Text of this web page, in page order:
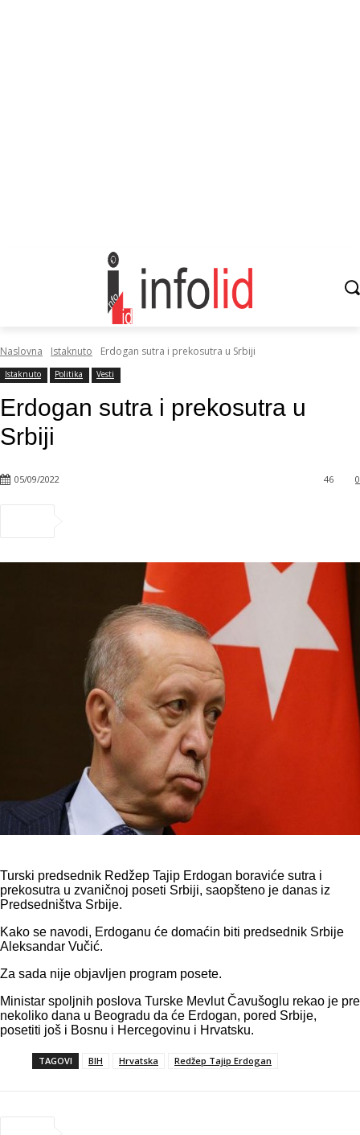
Naslovna Istaknuto Erdogan sutra i prekosutra u Srbiji
Istaknuto Politika Vesti
Erdogan sutra i prekosutra u
Srbiji
05/09/2022 0
46
Turski predsednik Redžep Tajip Erdogan boraviće sutra i
prekosutra u zvaničnoj poseti Srbiji, saopšteno je danas iz
Predsedništva Srbije.
Kako se navodi, Erdoganu će domaćin biti predsednik Srbije
Aleksandar Vučić.
Za sada nije objavljen program posete.
Ministar spoljnih poslova Turske Mevlut Čavušoglu rekao je pre
nekoliko dana u Beogradu da će Erdogan, pored Srbije,
posetiti još i Bosnu i Hercegovinu i Hrvatsku.
TAGOVI BIH Hrvatska Redžep Tajip Erdogan